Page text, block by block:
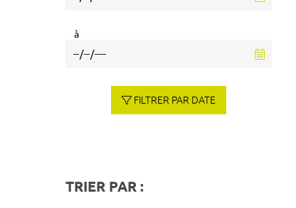
à
FILTRER PAR DATE
TRIER PAR :